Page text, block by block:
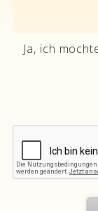
Ja, ich